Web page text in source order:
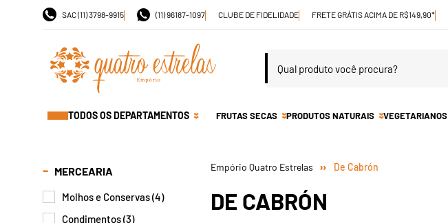
SAC (11) 3798-9915 (11) 96187-1097 CLUBE DE FIDELIDADE FRETE GRÁTIS ACIMA DE R$149,90*
TODOS OS DEPARTAMENTOS FRUTAS SECAS PRODUTOS NATURAIS VEGETARIANOS
De Cabrón
DE CABRÓN
MERCEARIA
Molhos e Conservas (4)
Condimentos (3)